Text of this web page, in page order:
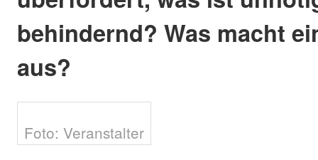
behindernd? Was macht
aus?
Foto: Veranstalter